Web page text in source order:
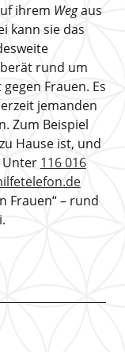
ihrem Wegaus
kann sie das
berät rund um
Frauen. Es
jemanden
Zum Beispiel
Hause ist, und
116 016
Frauen“ – rund